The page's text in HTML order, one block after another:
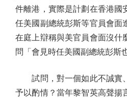
件離港，實際是計劃在香港國
任美國副總統彭斯等官員會面
在庭上辯稱與美官員會面沒什
問「會見時任美國副總統彭斯
試問，對一個如此不誠實
予以酌情？當年黎智英高聲揚